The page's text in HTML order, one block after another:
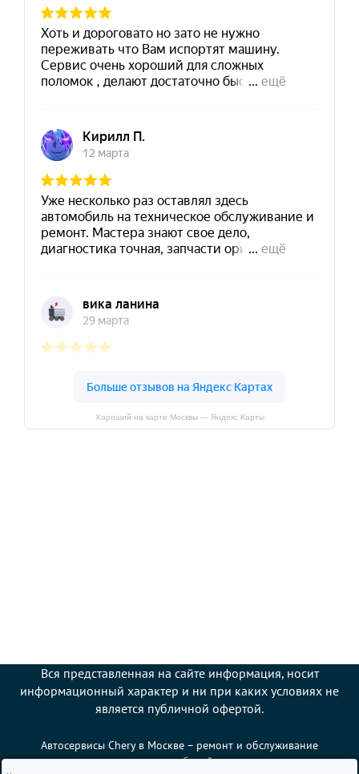
Хороший на карте Москвы — Яндекс Карты
Вся представленная на сайте информация, носит
информационный характер и ни при каких условиях не
является публичной офертой.
Автосервисы Chery в Москве – ремонт и обслуживание
автомобилей